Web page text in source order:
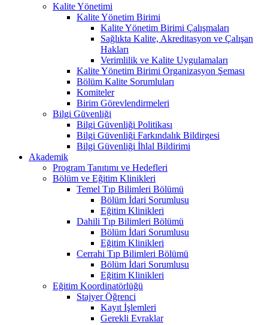
Kalite Yönetimi
Kalite Yönetim Birimi
Kalite Yönetim Birimi Çalışmaları
Sağlıkta Kalite, Akreditasyon ve Çalışan
Hakları
Verimlilik ve Kalite Uygulamaları
Kalite Yönetim Birimi Organizasyon Şeması
Bölüm Kalite Sorumluları
Komiteler
Birim Görevlendirmeleri
Bilgi Güvenliği
Bilgi Güvenliği Politikası
Bilgi Güvenliği Farkındalık Bildirgesi
Bilgi Güvenliği İhlal Bildirimi
Akademik
Program Tanıtımı ve Hedefleri
Bölüm ve Eğitim Klinikleri
Temel Tıp Bilimleri Bölümü
Bölüm İdari Sorumlusu
Eğitim Klinikleri
Dahili Tıp Bilimleri Bölümü
Bölüm İdari Sorumlusu
Eğitim Klinikleri
Cerrahi Tıp Bilimleri Bölümü
Bölüm İdari Sorumlusu
Eğitim Klinikleri
Eğitim Koordinatörlüğü
Stajyer Öğrenci
Kayıt İşlemleri
Gerekli Evraklar